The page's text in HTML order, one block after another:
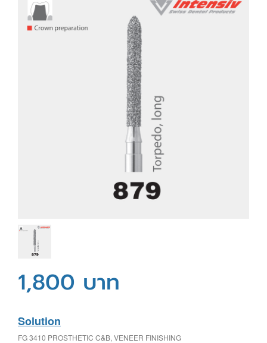
1,800 บาท
Solution
FG 3410 PROSTHETIC C&B, VENEER FINISHING